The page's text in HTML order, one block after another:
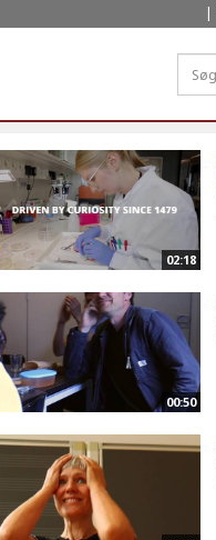
02:18
00:50